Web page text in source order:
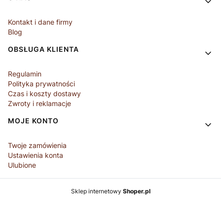
Kontakt i dane firmy
Blog
OBSŁUGA KLIENTA
Regulamin
Polityka prywatności
Czas i koszty dostawy
Zwroty i reklamacje
MOJE KONTO
Twoje zamówienia
Ustawienia konta
Ulubione
Sklep internetowy Shoper.pl